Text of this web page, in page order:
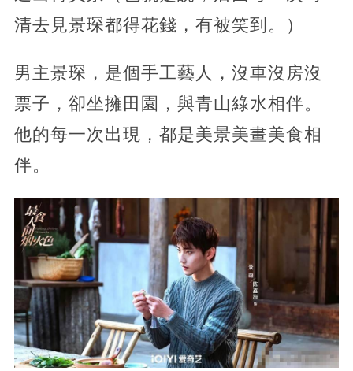
清去見景琛都得花錢，有被笑到。）
男主景琛，是個手工藝人，沒車沒房沒
票子，卻坐擁田園，與青山綠水相伴。
他的每一次出現，都是美景美畫美食相
伴。